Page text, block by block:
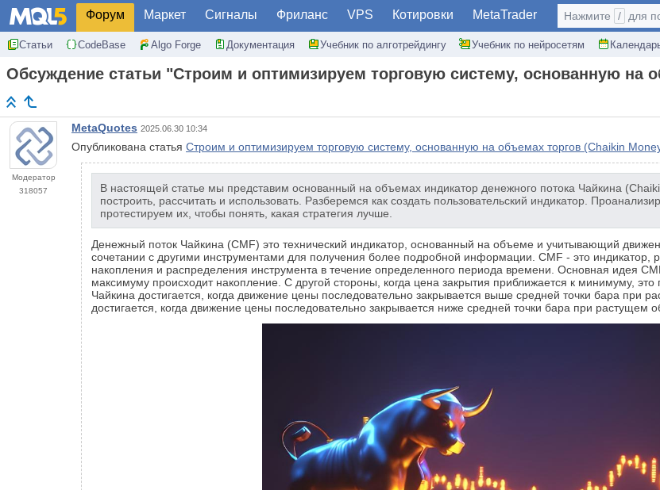
Форум Маркет Сигналы Фриланс VPS Котировки MetaTrader
Статьи CodeBase Algo Forge Документация Учебник по алготрейдингу Учебник по нейросетям
Нажмите / для
Обсуждение статьи "Строим и оптимизируем торговую систему, основанную на
Модератор
318057
MetaQuotes 2025.06.30 10:34
Опубликована статья Строим и оптимизируем торговую систему, основанную на объемах торгов (Chaikin
В настоящей статье мы представим основанный на объемах индикатор денежного потока Чайкина
построить, рассчитать и использовать. Разберемся как создать пользовательский индикатор.
протестируем их, чтобы понять, какая стратегия лучше.
Денежный поток Чайкина (CMF) это технический индикатор, основанный на объеме и учитывающий
сочетании с другими инструментами для получения более подробной информации. CMF - это
накопления и распределения инструмента в течение определенного периода времени. Основная идея
максимуму происходит накопление. С другой стороны, когда цена закрытия приближается к минимуму,
Чайкина достигается, когда движение цены последовательно закрывается выше средней точки бара при
достигается, когда движение цены последовательно закрывается ниже средней точки бара при растущем